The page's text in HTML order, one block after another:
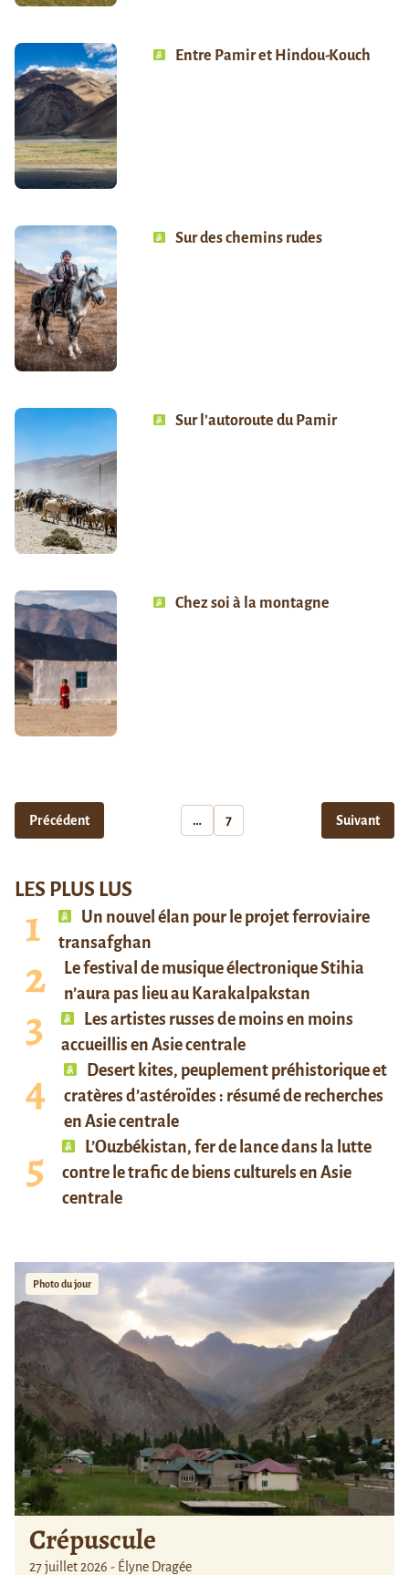
Entre Pamir et Hindou-Kouch
Sur des chemins rudes
Sur l’autoroute du Pamir
Chez soi à la montagne
Précédent … 7 Suivant
LES PLUS LUS
Un nouvel élan pour le projet ferroviaire
transafghan
Le festival de musique électronique Stihia
n’aura pas lieu au Karakalpakstan
Les artistes russes de moins en moins
accueillis en Asie centrale
Desert kites, peuplement préhistorique et
cratères d’astéroïdes : résumé de recherches
en Asie centrale
L’Ouzbékistan, fer de lance dans la lutte
contre le trafic de biens culturels en Asie
centrale
Photo du jour
Crépuscule
27 juillet 2026 - Élyne Dragée